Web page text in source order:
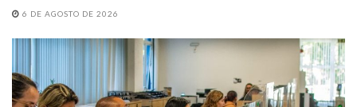
6 DE AGOSTO DE 2026